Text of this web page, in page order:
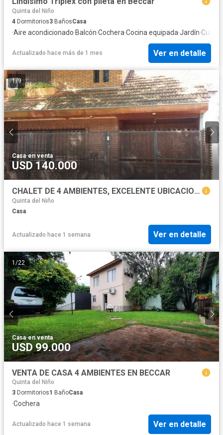
Quinta del Niño
4 Dormitorios3 BañosCasa
·Aire acondicionado·Balcón·Cochera·Cocina equipada·Jardín·
Actualizado hace más de 1 mes Ver en detalle
1/9
Casa·en venta
USD 140.000
CHALET DE 4 AMBIENTES, EXCELENTE UBICACION.
Quinta del Niño
Casa
Actualizado hace 1 semana Ver en detalle
1 /22
Casa·en venta
USD 99.000
VENTA DE CASA 4 AMBIENTES EN BECCAR
Quinta del Niño
3 Dormitorios1 BañoCasa
·Cochera
Actualizado hace 1 semana Ver en detalle